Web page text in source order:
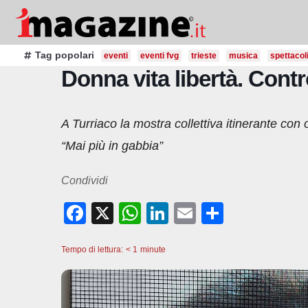
Salta
contenutoTag popolari eventi eventi fvg trieste musica spettacoli
Donna vita libertà.
A Turriaco la mostra collettiva itinerante con
“Mai più in gabbia”
Condividi
F
c
e
b
X
W
at
s
A
Li
e
dI
E
di
vi
Tempo di lettura: < 1 minute